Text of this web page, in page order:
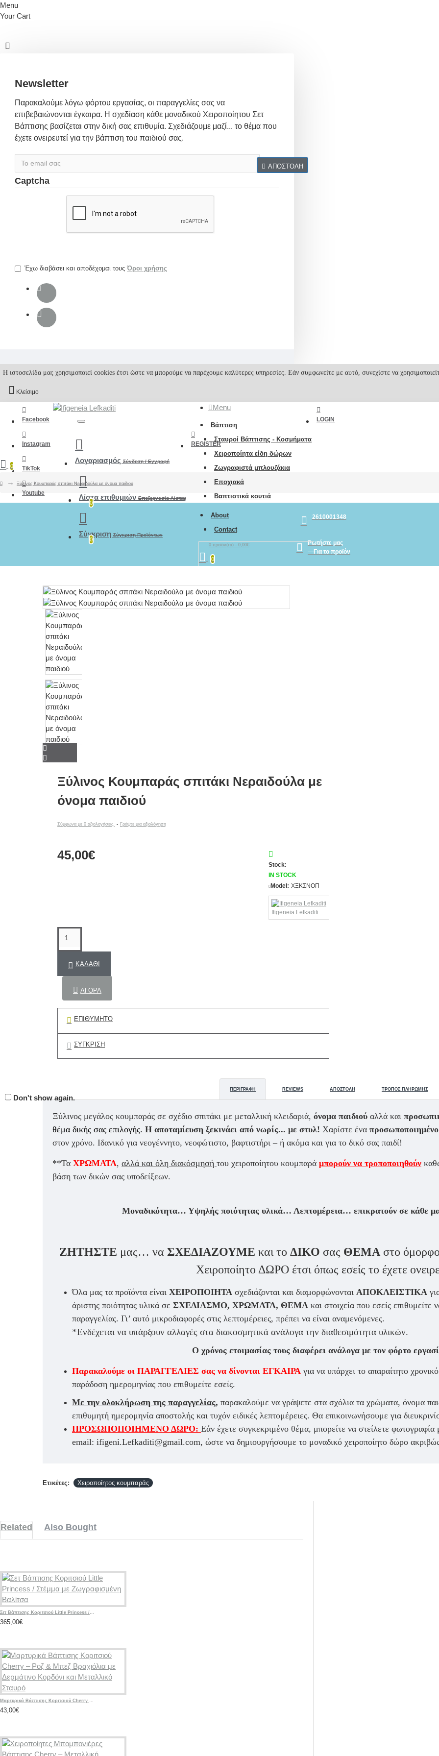
Menu
Your Cart
Newsletter
Παρακαλούμε λόγω φόρτου εργασίας, οι παραγγελίες σας να
επιβεβαιώνονται έγκαιρα. Η σχεδίαση κάθε μοναδικού Χειροποίητου Σετ
Βάπτισης βασίζεται στην δική σας επιθυμία. Σχεδιάζουμε μαζί... το θέμα που
έχετε ονειρευτεί για την βάπτιση του παιδιού σας.
ΑΠΟΣΤΟΛΉ
Captcha
Έχω διαβάσει και αποδέχομαι τους Όροι χρήσης
Don't show again.
Η ιστοσελίδα μας χρησιμοποιεί cookies έτσι ώστε να μπορούμε να παρέχουμε καλύτερες υπηρεσίες. Εάν συμφωνείτε με αυτό, συνεχίστε να
Κλείσιμο
Facebook
Instagram
TikTok
Youtube
Λογαριασμός Σύνδεση / Εγγραφή
Λίστα επιθυμιών Επεξεργασία Λίστας
0
Σύγκριση Σύγκριση Προϊόντων
0
Menu
Βάπτιση
Σταυροί Βάπτισης - Κοσμήματα
Χειροποίητα είδη δώρων
Ζωγραφιστά μπλουζάκια
Εποχιακά
Βαπτιστικά κουτιά
About
Contact
0 προϊόν(τα) - 0,00€
0
LOGIN
REGISTER
0
Ξύλινος Κουμπαράς σπιτάκι Νεραιδούλα με όνομα παιδιού
2610001348
Ρωτήστε μας
Για το προϊόν
Ξύλινος Κουμπαράς σπιτάκι Νεραιδούλα με
όνομα παιδιού
Σύμφωνα με 0 αξιολογήσεις. - Γράψτε μια αξιολόγηση
45,00€
Stock:
IN STOCK
Model: ΧΞΚΣΝΟΠ
Ifigeneia Lefkaditi
ΚΑΛΆΘΙ
ΑΓΟΡΆ
ΕΠΙΘΥΜΗΤΌ
ΣΎΓΚΡΙΣΗ
ΠΕΡΙΓΡΑΦΉ REVIEWS ΑΠΟΣΤΟΛΉ ΤΡΌΠΟΣ ΠΛΗΡΩΜΉΣ
Ξύλινος μεγάλος κουμπαράς σε σχέδιο σπιτάκι με μεταλλική κλειδαριά, όνομα παιδιού αλλά και
θέμα δικής σας επιλογής. Η αποταμίευση ξεκινάει από νωρίς... με στυλ! Χαρίστε ένα
στον χρόνο. Ιδανικό για νεογέννητο, νεοφώτιστο, βαφτιστήρι – ή ακόμα και για το δικό σας παιδί!
**Τα ΧΡΩΜΑΤΑ, αλλά και όλη διακόσμησή του χειροποίητου κουμπαρά μπορούν να τροποποιηθούν
βάση των δικών σας υποδείξεων.
Μοναδικότητα… Υψηλής ποιότητας υλικά… Λεπτομέρεια… επικρατούν σε κάθε
ΖΗΤΗΣΤΕ μας… να ΣΧΕΔΙΑΖΟΥΜΕ και το ΔΙΚΟ σας ΘΕΜΑ στο
Χειροποίητο ΔΩΡΟ έτσι όπως εσείς το έχετε
Όλα μας τα προϊόντα είναι ΧΕΙΡΟΠΟΙΗΤΑ σχεδιάζονται και διαμορφώνονται ΑΠΟΚΛΕΙΣΤΙΚΑ
άριστης ποιότητας υλικά σε ΣΧΕΔΙΑΣΜΟ, ΧΡΩΜΑΤΑ, ΘΕΜΑ και στοιχεία που εσείς
παραγγελίας. Γι’ αυτό μικροδιαφορές στις λεπτομέρειες, πρέπει να είναι αναμενόμενες.
*Ενδέχεται να υπάρξουν αλλαγές στα διακοσμητικά ανάλογα την διαθεσιμότητα υλικών.
Ο χρόνος ετοιμασίας τους διαφέρει ανάλογα με τον φόρτο
Παρακαλούμε οι ΠΑΡΑΓΓΕΛΙΕΣ σας να δίνονται ΕΓΚΑΙΡΑ για να υπάρχει το απαραίτητο
παράδοση ημερομηνίας που επιθυμείτε εσείς.
Με την ολοκλήρωση της παραγγελίας, παρακαλούμε να γράψετε στα σχόλια τα χρώματα, όνομα
επιθυμητή ημερομηνία αποστολής και τυχόν ειδικές λεπτομέρειες. Θα επικοινωνήσουμε για
ΠΡΟΣΩΠΟΠΟΙΗΜΕΝΟ ΔΩΡΟ: Εάν έχετε συγκεκριμένο θέμα, μπορείτε να στείλετε φωτογραφία
email: ifigeni.Lefkaditi@gmail.com, ώστε να δημιουργήσουμε το μοναδικό χειροποίητο δώρο
Ετικέτες: Χειροποίητος κουμπαράς
Related Also Bought
365,00€
43,00€